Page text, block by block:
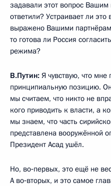
задавали этот вопрос
ответили? Устраивает ли
выражено Вашими
то готова ли Россия
режима?
В.Путин: Я чувствую, что мне
принципиальную позицию.
мы считаем, что никто не
кого приводить к власти, а
мы знаем, что часть
представлена вооружённой
Президент Асад ушёл.
Но, во‑первых, это ещё не
А во‑вторых, и это самое